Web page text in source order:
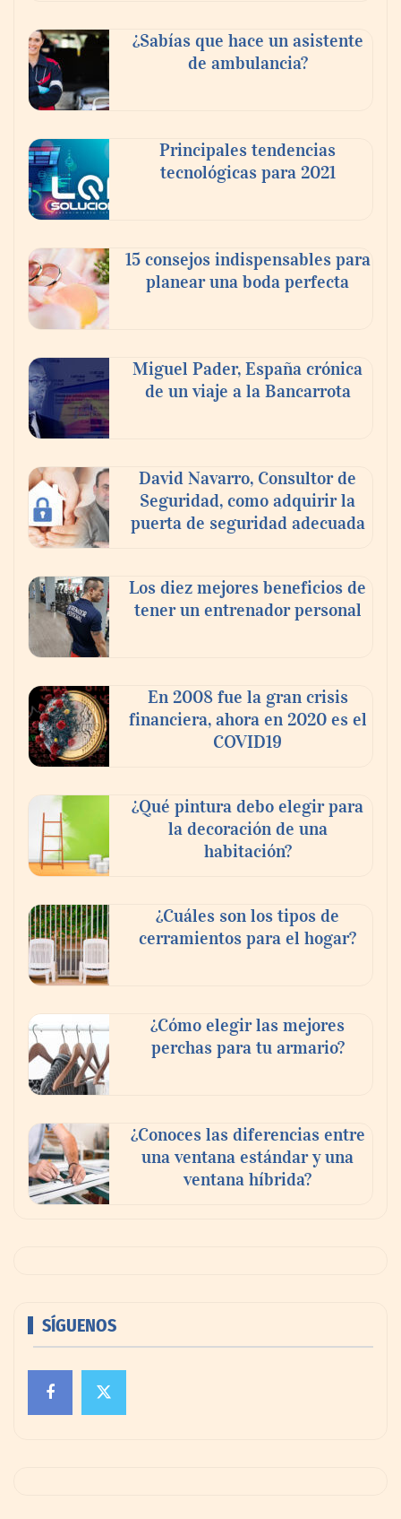
Reforestando con el Corazón regresa a
Sierra de Guadalupe
La cartera vencida hipotecaria aumenta al
México
Toro Tapas inaugura su Raw Bar: una
experiencia desde mediodía hasta el
¿Sabías que hace un asistente
de ambulancia?
Principales tendencias
tecnológicas para 2021
15 consejos indispensables para
planear una boda perfecta
Miguel Pader, España crónica
de un viaje a la Bancarrota
David Navarro, Consultor de
Seguridad, como adquirir la
puerta de seguridad adecuada
Los diez mejores beneficios de
tener un entrenador personal
En 2008 fue la gran crisis
financiera, ahora en 2020 es el
COVID19
¿Qué pintura debo elegir para
la decoración de una
habitación?
¿Cuáles son los tipos de
cerramientos para el hogar?
¿Cómo elegir las mejores
perchas para tu armario?
¿Conoces las diferencias entre
una ventana estándar y una
ventana híbrida?
SÍGUENOS